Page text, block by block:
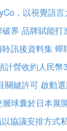
，以視覺語
界 品牌賦能打
訊後資料集
計營收約人民
鍵許可 啟動
球囊於日本展
協議安排方式